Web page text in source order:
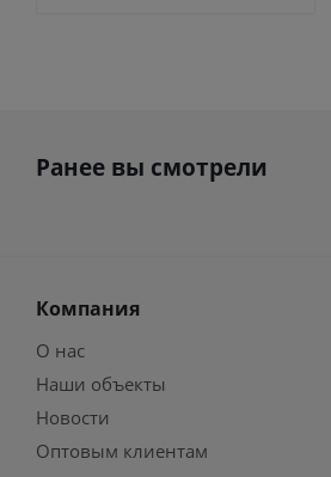
Ранее вы смотрели
Компания
О нас
Наши объекты
Новости
Оптовым клиентам